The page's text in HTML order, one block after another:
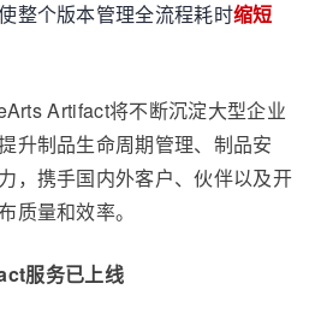
整个版本管理全流程耗时缩短
Artifact将不断沉淀大型企业
升制品生命周期管理、制品安
，携手国内外客户、伙伴以及开
质量和效率。
服务已上线